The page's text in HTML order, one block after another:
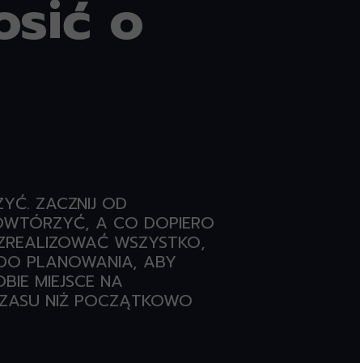
o
ZACZNIJ OD
A CO DOPIERO
WSZYSTKO,
PLANOWANIA, ABY
MIEJSCE NA
NIŻ POCZĄTKOWO